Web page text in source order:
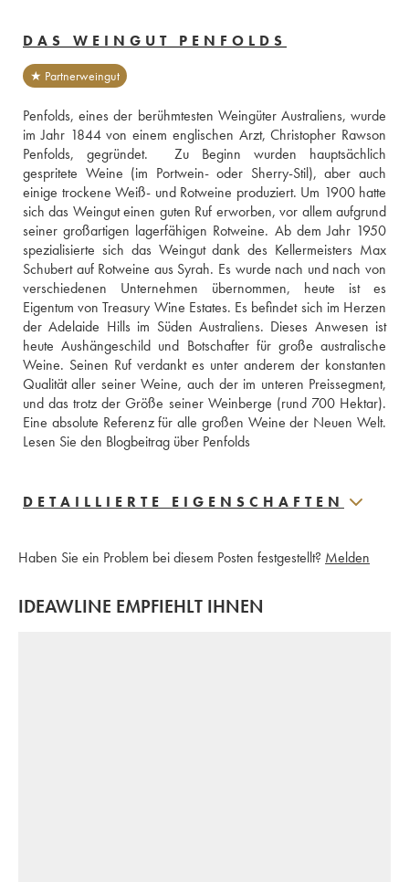
DAS WEINGUT PENFOLDS
★ Partnerweingut
Penfolds, eines der berühmtesten Weingüter Australiens, wurde
im Jahr 1844 von einem englischen Arzt, Christopher Rawson
Penfolds, gegründet.  Zu Beginn wurden hauptsächlich
gespritete Weine (im Portwein- oder Sherry-Stil), aber auch
einige trockene Weiß- und Rotweine produziert. Um 1900 hatte
sich das Weingut einen guten Ruf erworben, vor allem aufgrund
seiner großartigen lagerfähigen Rotweine. Ab dem Jahr 1950
spezialisierte sich das Weingut dank des Kellermeisters Max
Schubert auf Rotweine aus Syrah. Es wurde nach und nach von
verschiedenen Unternehmen übernommen, heute ist es
Eigentum von Treasury Wine Estates. Es befindet sich im Herzen
der Adelaide Hills im Süden Australiens. Dieses Anwesen ist
heute Aushängeschild und Botschafter für große australische
Weine. Seinen Ruf verdankt es unter anderem der konstanten
Qualität aller seiner Weine, auch der im unteren Preissegment,
und das trotz der Größe seiner Weinberge (rund 700 Hektar).
Lesen Sie den Blogbeitrag über Penfolds
DETAILLIERTE EIGENSCHAFTEN
Haben Sie ein Problem bei diesem Posten festgestellt? Melden
IDEAWLINE EMPFIEHLT IHNEN